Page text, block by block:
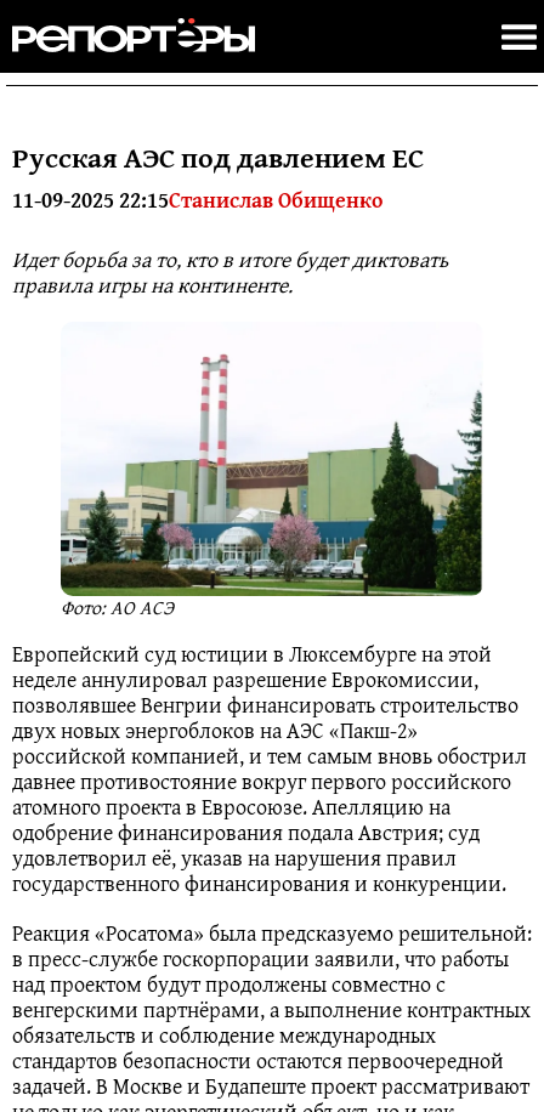
Русская АЭС под давлением ЕС
11-09-2025 22:15Станислав Обищенко
Идет борьба за то, кто в итоге будет диктовать
правила игры на континенте.
Фото: АО АСЭ
Европейский суд юстиции в Люксембурге на этой
неделе аннулировал разрешение Еврокомиссии,
позволявшее Венгрии финансировать строительство
двух новых энергоблоков на АЭС «Пакш‑2»
российской компанией, и тем самым вновь обострил
давнее противостояние вокруг первого российского
атомного проекта в Евросоюзе. Апелляцию на
одобрение финансирования подала Австрия; суд
удовлетворил её, указав на нарушения правил
государственного финансирования и конкуренции.
Реакция «Росатома» была предсказуемо решительной:
в пресс‑службе госкорпорации заявили, что работы
над проектом будут продолжены совместно с
венгерскими партнёрами, а выполнение контрактных
обязательств и соблюдение международных
стандартов безопасности остаются первоочередной
задачей. В Москве и Будапеште проект рассматривают